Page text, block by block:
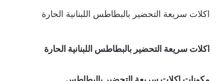
اكلات سريعة التحضير بالبطاطس اللبنانية الحارة
اكلات سريعة التحضير بالبطاطس اللبنانية الحارة